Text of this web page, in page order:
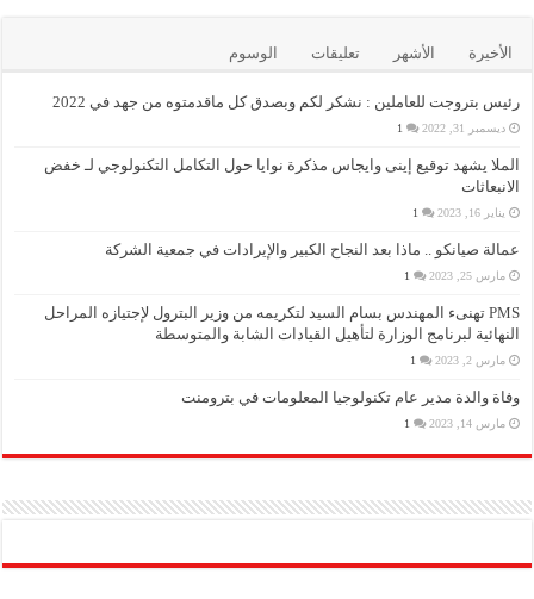
الأخيرة الأشهر تعليقات الوسوم
رئيس بتروجت للعاملين : نشكر لكم وبصدق كل ماقدمتوه من جهد في 2022
ديسمبر 31, 2022 1
الملا يشهد توقيع إينى وايجاس مذكرة نوايا حول التكامل التكنولوجي لـ خفض
الانبعاثات
يناير 16, 2023 1
عمالة صيانكو .. ماذا بعد النجاح الكبير والإيرادات في جمعية الشركة
مارس 25, 2023 1
PMS تهنىء المهندس بسام السيد لتكريمه من وزير البترول لإجتيازه المراحل
النهائية لبرنامج الوزارة لتأهيل القيادات الشابة والمتوسطة
مارس 2, 2023 1
وفاة والدة مدير عام تكنولوجيا المعلومات في بترومنت
مارس 14, 2023 1